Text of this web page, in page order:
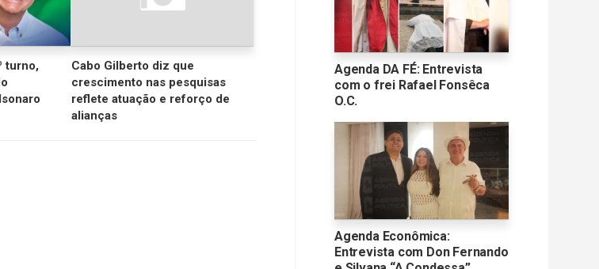
turno,
Cabo Gilberto diz que
crescimento nas pesquisas
reflete atuação e reforço de
alianças
Agenda DA FÉ: Entrevista
com o frei Rafael Fonsêca
O.C.
Agenda Econômica:
Entrevista com Don Fernando